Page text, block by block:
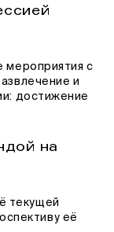
мероприятия с
и
достижение
на
текущей
её